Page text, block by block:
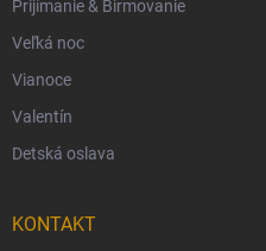
Prijímanie & Birmovanie
Veľká noc
Vianoce
Valentín
Detská oslava
KONTAKT